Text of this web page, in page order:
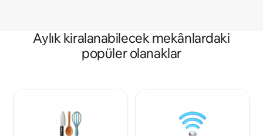
Aylık kiralanabilecek mekânlardaki
popüler olanaklar